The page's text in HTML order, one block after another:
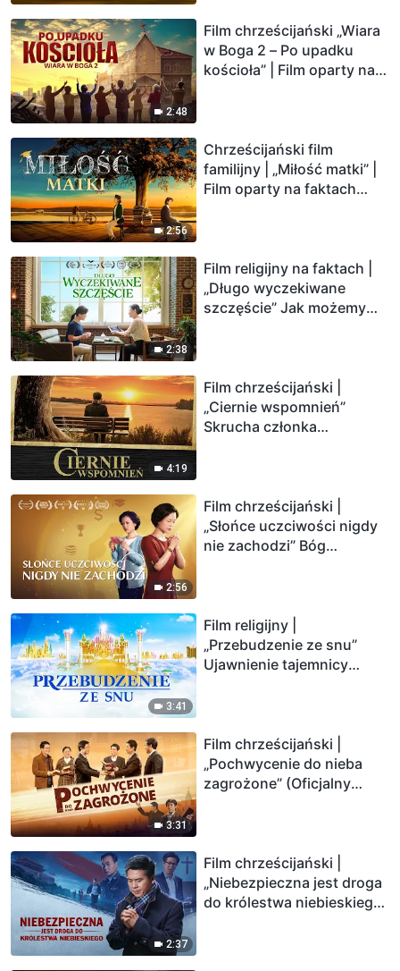
2:48
Film chrześcijański „Wiara
w Boga 2 – Po upadku
kościoła” | Film oparty na
2:56
Chrześcijański film
familijny | „Miłość matki” |
Film oparty na faktach
2:38
Film religijny na faktach |
„Długo wyczekiwane
szczęście” Jak możemy
4:19
Film chrześcijański |
„Ciernie wspomnień”
Skrucha członka
2:56
Film chrześcijański |
„Słońce uczciwości nigdy
nie zachodzi” Bóg
3:41
Film religijny |
„Przebudzenie ze snu”
Ujawnienie tajemnicy
3:31
Film chrześcijański |
„Pochwycenie do nieba
zagrożone” (Oficjalny
2:37
Film chrześcijański |
„Niebezpieczna jest droga
do królestwa niebieskiego”